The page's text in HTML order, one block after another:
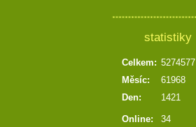
statistiky
Online: 34
Celkem: 5274577
Měsíc:
61968
Den:
1421